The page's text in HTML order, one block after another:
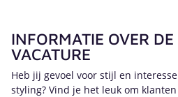
INFORMATIE OVER
VACATURE
Heb jij gevoel voor stijl en
styling? Vind je het leuk om